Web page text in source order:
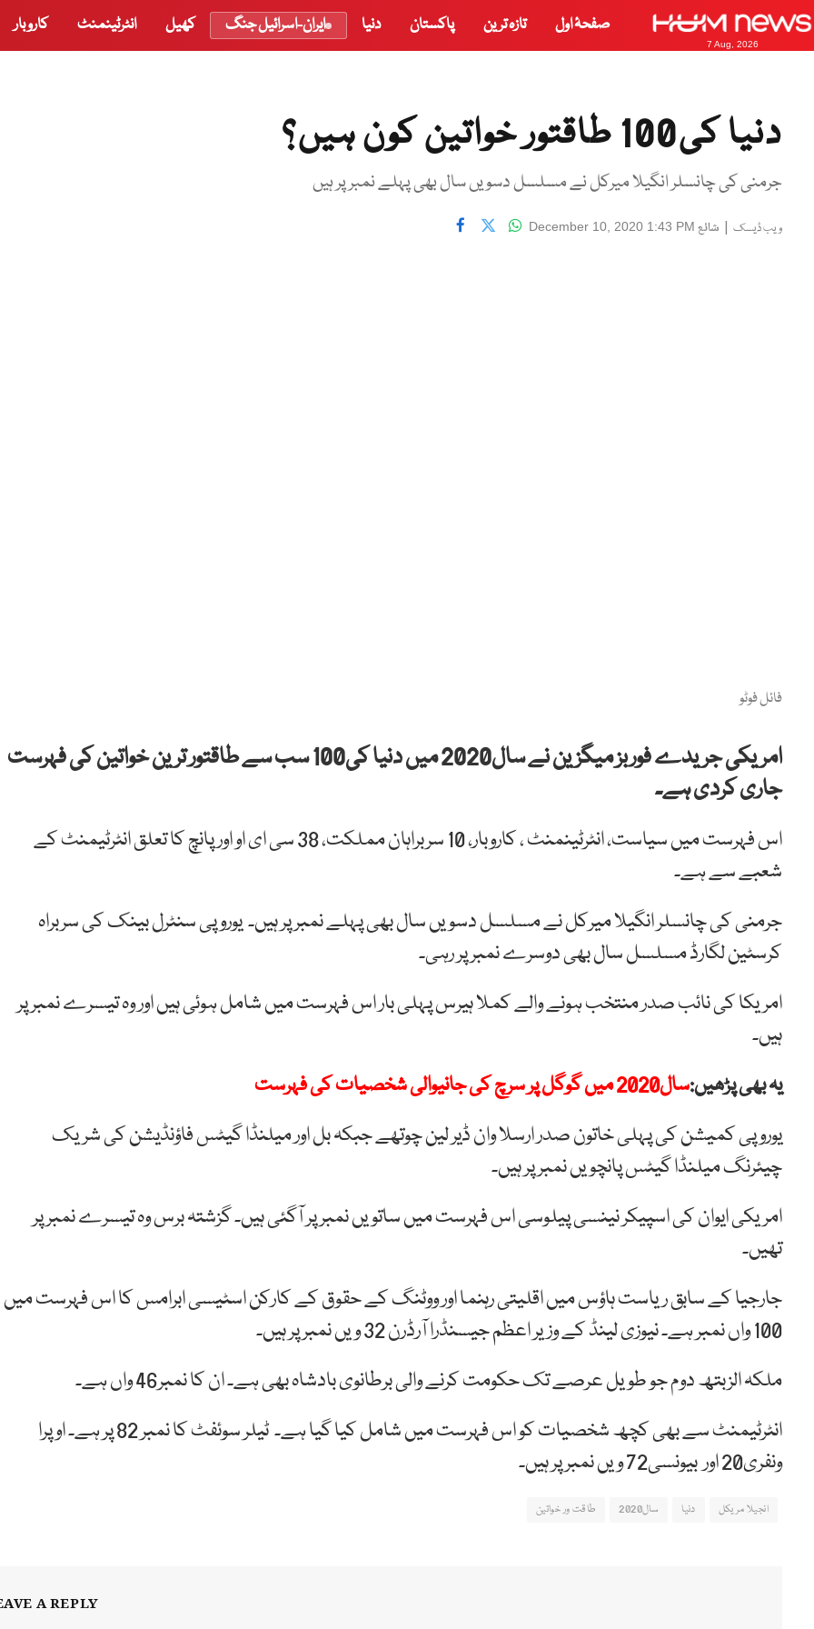
7 Aug, 2026
صفحۂ اول تازہ ترین پاکستان دنیا ایران-اسرائیل جنگ کھیل انٹرٹینمنٹ کاروبار
دنیا کی100 طاقتور خواتین کون ہیں؟
جرمنی کی چانسلر انگیلا میرکل نے مسلسل دسویں سال بھی پہلے نمبر پر ہیں
ویب ڈیسک | شائع December 10, 2020 1:43 PM
فائل فوٹو
امریکی جریدے فوربز میگزین نے سال2020 میں دنیا کی100 سب سے طاقتور ترین خواتین کی فہرست
جاری کردی ہے۔
اس فہرست میں سیاست، انٹرٹینمنٹ ، کاروبار، 10 سربراہان مملکت، 38 سی ای او اور پانچ کا تعلق انٹرٹیمنٹ کے
شعبے سے ہے۔
جرمنی کی چانسلر انگیلا میرکل نے مسلسل دسویں سال بھی پہلے نمبر پر ہیں۔ یوروپی سنٹرل بینک کی سربراہ
کرسٹین لگارڈ مسلسل سال بھی دوسرے نمبر پر رہی۔
امریکا کی نائب صدر منتخب ہونے والے کملا ہیرس پہلی بار اس فہرست میں شامل ہوئی ہیں اور وہ تیسرے نمبر پر
ہیں۔
یہ بھی پڑھیں:سال2020 میں گوگل پر سرچ کی جانیوالی شخصیات کی فہرست
یوروپی کمیشن کی پہلی خاتون صدر ارسلا وان ڈیر لین چوتھے جبکہ بل اور میلنڈا گیٹس فاؤنڈیشن کی شریک
چیئرنگ میلنڈا گیٹس پانچویں نمبر پر ہیں۔
امریکی ایوان کی اسپیکر نینسی پیلوسی اس فہرست میں ساتویں نمبر پر آگئی ہیں۔ گزشتہ برس وہ تیسرے نمبر پر
تھیں۔
جارجیا کے سابق ریاست ہاؤس میں اقلیتی رہنما اور ووٹنگ کے حقوق کے کارکن اسٹیسی ابرامس کا اس فہرست میں
100 واں نمبر ہے۔ نیوزی لینڈ کے وزیر اعظم جیسنڈرا آرڈرن 32 ویں نمبر پر ہیں۔
ملکہ الزبتھ دوم جو طویل عرصے تک حکومت کرنے والی برطانوی بادشاہ بھی ہے۔ ان کا نمبر46 واں ہے۔
انٹرٹیمنٹ سے بھی کچھ شخصیات کو اس فہرست میں شامل کیا گیا ہے۔ ٹیلر سوئفٹ کا نمبر 82 پر ہے۔ اوپرا
ونفری20 اور بیونسی72 ویں نمبر پر ہیں۔
انجیلا مریکل دنیا سال2020 طاقت ور خواتین
A REPLY